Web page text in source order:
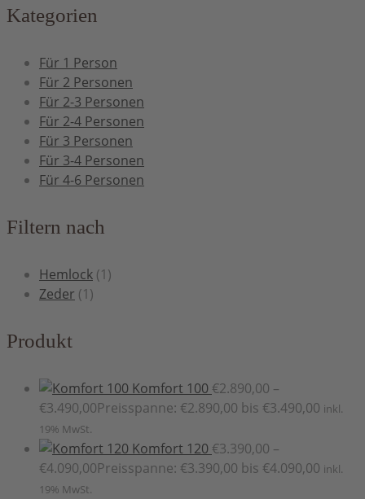
Kategorien
Für 1 Person
Für 2 Personen
Für 2-3 Personen
Für 2-4 Personen
Für 3 Personen
Für 3-4 Personen
Für 4-6 Personen
Filtern nach
Hemlock (1)
Zeder (1)
Produkt
Komfort 100 €2.890,00 –
€3.490,00Preisspanne: €2.890,00 bis €3.490,00 inkl.
19% MwSt.
Komfort 120 €3.390,00 –
€4.090,00Preisspanne: €3.390,00 bis €4.090,00 inkl.
19% MwSt.